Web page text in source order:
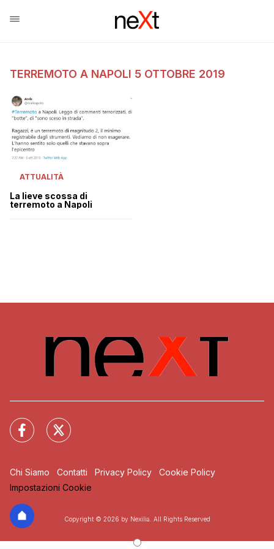
TERREMOTO A NAPOLI 5 OTTOBRE 2019
ATTUALITÀ
La lieve scossa di
terremoto a Napoli
Chi Siamo Contatti Privacy Policy
Cookie Policy
Impostazioni Cookie
Copyright © 2026 by Nexilia. All Rights Reserved